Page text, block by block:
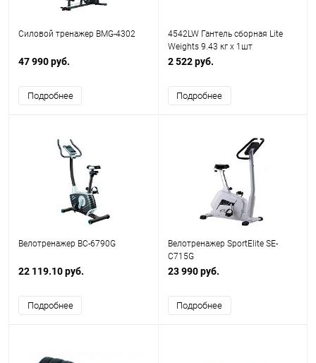
Силовой тренажер BMG-4302
47 990 руб.
Подробнее
4542LW Гантель сборная Lite
Weights 9.43 кг х 1шт
2 522 руб.
Подробнее
Велотренажер ВС-6790G
22 119.10 руб.
Подробнее
Велотренажер SportElite SE-
С715G
23 990 руб.
Подробнее